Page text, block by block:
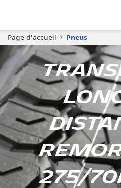
Page d'accueil Pneus
275/